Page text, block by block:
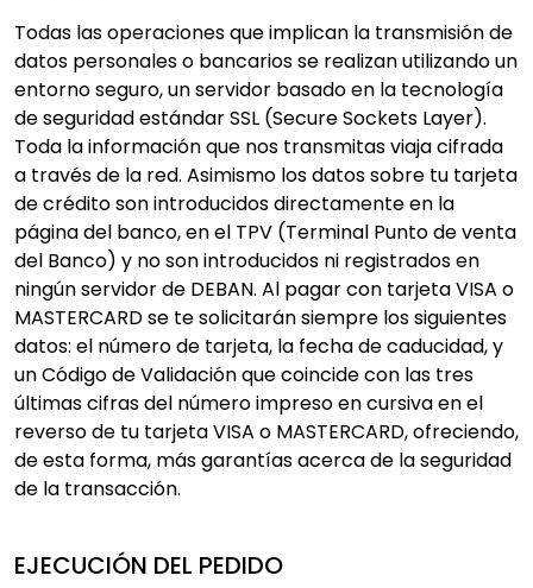
Todas las operaciones que implican la transmisión de
datos personales o bancarios se realizan utilizando un
entorno seguro, un servidor basado en la tecnología
de seguridad estándar SSL (Secure Sockets Layer).
Toda la información que nos transmitas viaja cifrada
a través de la red. Asimismo los datos sobre tu tarjeta
de crédito son introducidos directamente en la
página del banco, en el TPV (Terminal Punto de venta
del Banco) y no son introducidos ni registrados en
ningún servidor de DEBAN. Al pagar con tarjeta VISA o
MASTERCARD se te solicitarán siempre los siguientes
datos: el número de tarjeta, la fecha de caducidad, y
un Código de Validación que coincide con las tres
últimas cifras del número impreso en cursiva en el
reverso de tu tarjeta VISA o MASTERCARD, ofreciendo,
de esta forma, más garantías acerca de la seguridad
de la transacción.
EJECUCIÓN DEL PEDIDO